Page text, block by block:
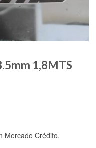
1,8MTS
Mercado Crédito.